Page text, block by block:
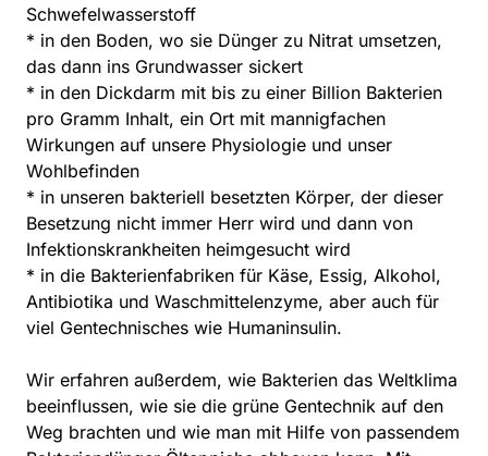
Schwefelwasserstoff
* in den Boden, wo sie Dünger zu Nitrat umsetzen,
das dann ins Grundwasser sickert
* in den Dickdarm mit bis zu einer Billion Bakterien
pro Gramm Inhalt, ein Ort mit mannigfachen
Wirkungen auf unsere Physiologie und unser
Wohlbefinden
* in unseren bakteriell besetzten Körper, der dieser
Besetzung nicht immer Herr wird und dann von
Infektionskrankheiten heimgesucht wird
* in die Bakterienfabriken für Käse, Essig, Alkohol,
Antibiotika und Waschmittelenzyme, aber auch für
viel Gentechnisches wie Humaninsulin.
Wir erfahren außerdem, wie Bakterien das Weltklima
beeinflussen, wie sie die grüne Gentechnik auf den
Weg brachten und wie man mit Hilfe von passendem